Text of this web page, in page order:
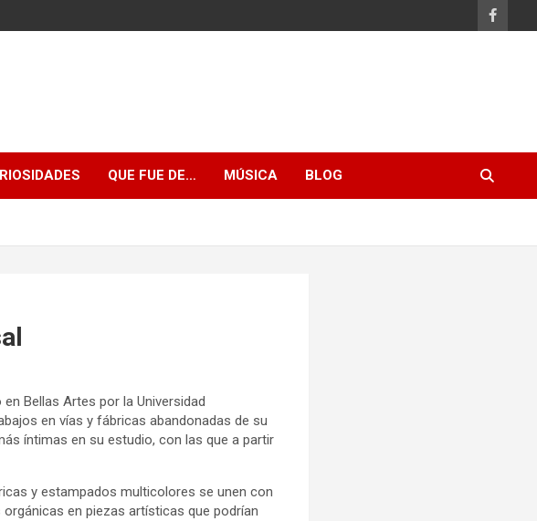
QUE FUE DE… MÚSICA BLOG
Bellas Artes por la Universidad
en vías y fábricas abandonadas de su
íntimas en su estudio, con las que a partir
y estampados multicolores se unen con
en piezas artísticas que podrían